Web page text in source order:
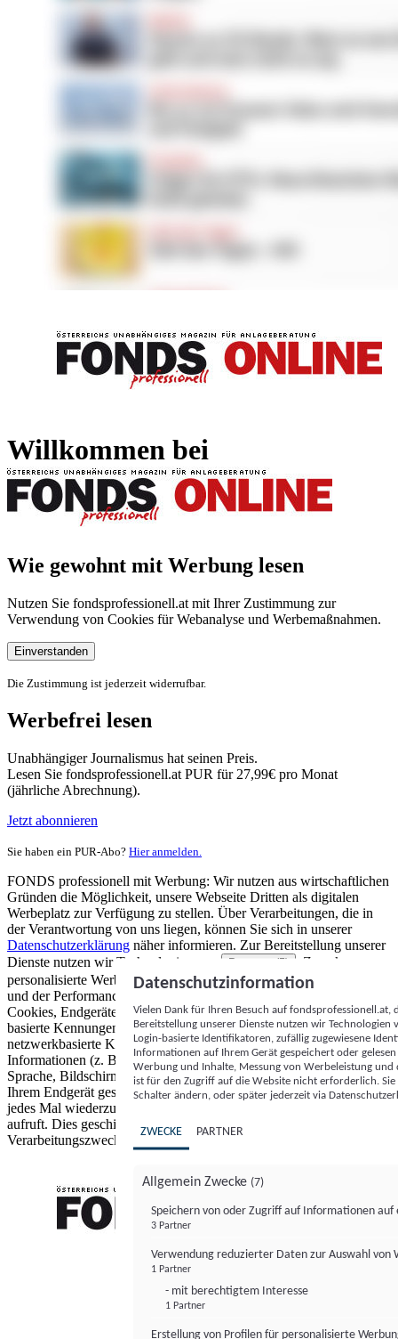
Willkommen bei
Wie gewohnt mit Werbung lesen
Nutzen Sie fondsprofessionell.at mit Ihrer Zustimmung zur
Verwendung von Cookies für Webanalyse und Werbemaßnahmen.
Einverstanden
Die Zustimmung ist jederzeit widerrufbar.
Werbefrei lesen
Unabhängiger Journalismus hat seinen Preis.
Lesen Sie fondsprofessionell.at PUR für 27,99€ pro Monat
(jährliche Abrechnung).
Jetzt abonnieren
Sie haben ein PUR-Abo? Hier anmelden.
FONDS professionell mit Werbung: Wir nutzen aus wirtschaftlichen
Gründen die Möglichkeit, unsere Webseite Dritten als digitalen
Werbeplatz zur Verfügung zu stellen. Über Verarbeitungen, die in
der Verantwortung von uns liegen, können Sie sich in unserer
Datenschutzerklärung näher informieren. Zur Bereitstellung unserer
Dienste nutzen wir Technologien von
Partnern (5)
. Zwecke:
personalisierte Werbung und Inhalte, Messung von Werbeleistung
und der Performance von Inhalten sowie Zielgruppenforschung.
Cookies, Endgeräte- oder ähnliche Online-Kennungen (z. B. login-
basierte Kennungen, zufällig generierte Kennungen,
netzwerkbasierte Kennungen) können zusammen mit anderen
Informationen (z. B. Browsertyp und Browserinformationen,
Sprache, Bildschirmgröße, unterstützte Technologien usw.) auf
Ihrem Endgerät gespeichert oder von dort ausgelesen werden, um es
jedes Mal wiederzuerkennen, wenn es eine App oder einer Webseite
aufruft. Dies geschieht für einen oder mehrere der hier aufgeführten
Verarbeitungszwecke.
Datenschutzinformation
Vielen Dank für Ihren Besuch auf
Bereitstellung unserer Dienste nutzen wir Technologien
Login-basierte Identifikatoren, zufällig zugewiesene
Informationen auf Ihrem Gerät gespeichert oder
Werbung und Inhalte, Messung von Werbeleistung
ist für den Zugriff auf die Website nicht erforderlich.
Schalter ändern, oder später jederzeit via
ZWECKE PARTNER
Allgemein Zwecke (7)
Speichern von oder Zugriff auf Informationen auf
3 Partner
Verwendung reduzierter Daten zur Auswahl von
1 Partner
- mit berechtigtem Interesse
1 Partner
Erstellung von Profilen für personalisierte
FONDS professionell